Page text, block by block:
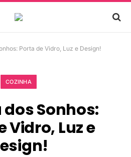
Porta de Vidro, Luz e Design!
COZINHA
Sonhos:
Vidro, Luz e